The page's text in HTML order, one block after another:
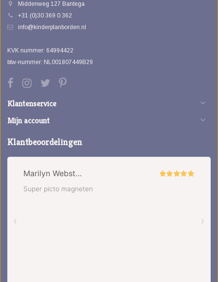
Middenweg 127 Bantega
+31 (0)30 369 0 362
info@kinderplanborden.nl
KVK nummer: 64994422
btw-nummer: NL001807449B29
Klantenservice
Mijn account
Klantbeoordelingen